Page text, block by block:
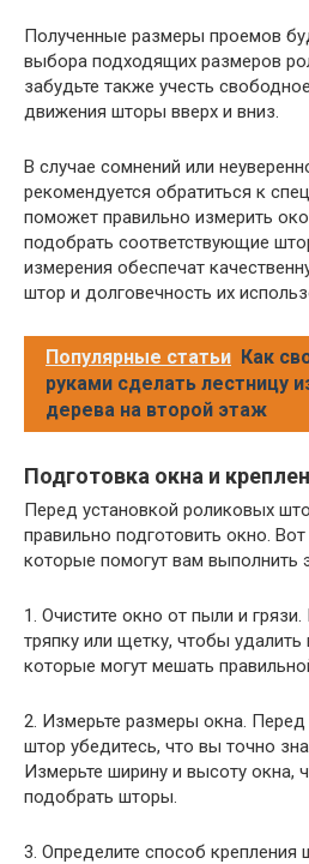
Полученные размеры проемов
выбора подходящих размеров
забудьте также учесть
движения шторы вверх и вниз.
В случае сомнений или
рекомендуется обратиться к
поможет правильно измерить
подобрать соответствующие
измерения обеспечат
штор и долговечность их
Популярные статьи Как
руками сделать лестницу
дерева на второй этаж
Подготовка окна и
Перед установкой роликовых
правильно подготовить окно.
которые помогут вам выполнить
1. Очистите окно от пыли и
тряпку или щетку, чтобы удалить
которые могут мешать
2. Измерьте размеры окна.
штор убедитесь, что вы точно
Измерьте ширину и высоту окна,
подобрать шторы.
3. Определите способ крепления